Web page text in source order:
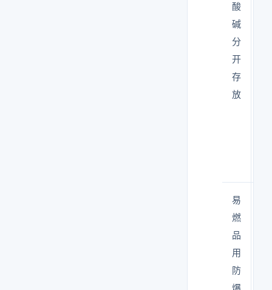
酸
碱
分
开
存
放
易
燃
品
用
防